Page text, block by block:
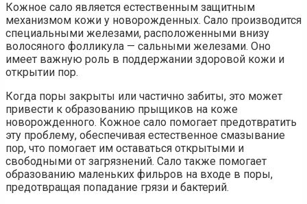
Кожное сало является естественным защитным
механизмом кожи у новорожденных. Сало производится
специальными железами, расположенными внизу
волосяного фолликула — сальными железами. Оно
имеет важную роль в поддержании здоровой кожи и
открытии пор.
Когда поры закрыты или частично забиты, это может
привести к образованию прыщиков на коже
новорожденного. Кожное сало помогает предотвратить
эту проблему, обеспечивая естественное смазывание
пор, что помогает им оставаться открытыми и
свободными от загрязнений. Сало также помогает
образованию маленьких фильров на входе в поры,
предотвращая попадание грязи и бактерий.